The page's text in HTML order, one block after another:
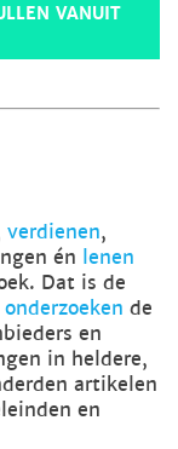
VANUIT
verdienen,
én lenen
Dat is de
onderzoeken de
en
in heldere,
artikelen
en